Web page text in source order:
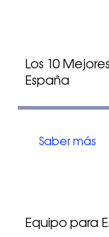
Los 10
España
Saber más
Equipo para